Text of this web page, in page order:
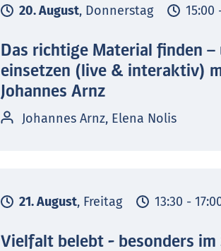
20. August, Donnerstag 15:00
Das richtige Material finden
einsetzen (live & interaktiv)
Johannes Arnz
Johannes Arnz, Elena Nolis
21. August, Freitag 13:30 -
Vielfalt belebt - besonders